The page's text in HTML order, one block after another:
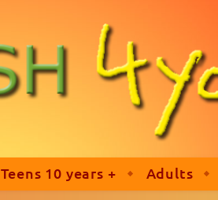
Teens 10 years + Adults